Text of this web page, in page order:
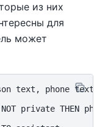
из них
для
может
text, phone
private THEN